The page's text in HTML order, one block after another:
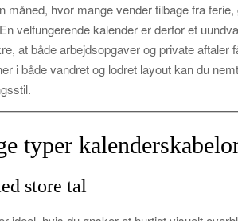
måned, hvor mange vender tilbage fra
velfungerende kalender er derfor et
at både arbejdsopgaver og private aftaler
i både vandret og lodret layout kan du
typer
store tal